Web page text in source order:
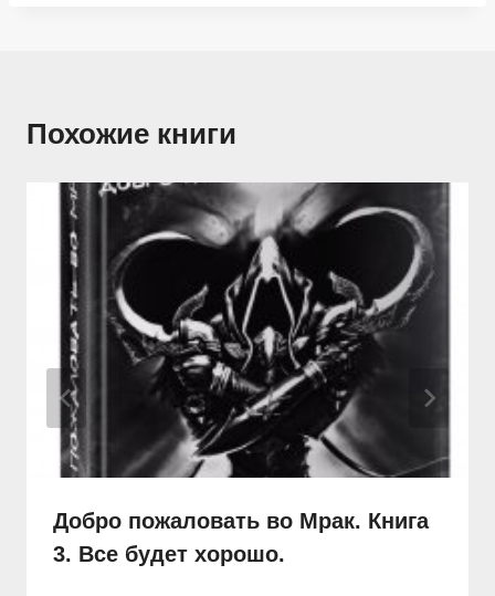
Похожие книги
Добро пожаловать во Мрак. Книга
3. Все будет хорошо.